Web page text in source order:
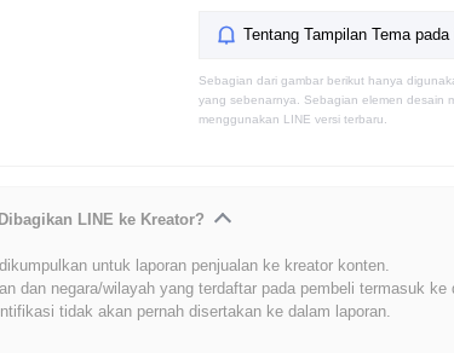
Tentang Tampilan Tema
Sebagian dari gambar berikut hanya
yang sebenarnya. Sebagian elemen desain
menggunakan LINE versi terbaru.
LINE ke Kreator?
untuk laporan penjualan ke kreator konten.
dan negara/wilayah yang terdaftar pada pembeli termasuk
tidak akan pernah disertakan ke dalam laporan.